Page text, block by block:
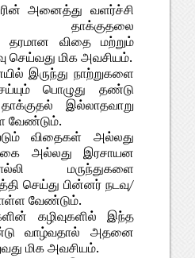
அனைத்து வளர்ச்சி
தாக்குதலை
தரமான விதை மற்றும்
செய்வது மிக அவசியம்.
இருந்து நாற்றுகளை
பொழுது தண்டு
இல்லாதவாறு
வேண்டும்.
விதைகள் அல்லது
அல்லது இரசாயன
மருந்துகளை
செய்து பின்னர் நடவு/
வேண்டும்.
கழிவுகளில் இந்த
வாழ்வதால் அதனை
மிக அவசியம்.